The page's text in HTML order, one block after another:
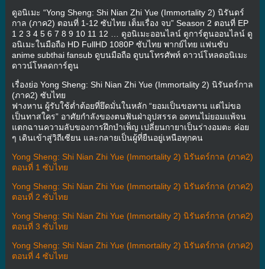
ดูอนิเมะ “Yong Sheng: Shi Nian Zhi Yue (Immortality 2) นิรันดร์
กาล (ภาค2) ตอนที่ 1-12 ซับไทย เต็มเรื่อง จบ” Season 2 ตอนที่ EP
1 2 3 4 5 6 7 8 9 10 11 12 … ดูอนิเมะออนไลน์ ดูการ์ตูนออนไลน์ ดู
อนิเมะในมือถือ HD FullHD 1080P ซับไทย พากย์ไทย แฟนซับ
anime subthai fansub ดูบนมือถือ ดูบนโทรศัพท์ ดาวน์โหลดอนิเมะ
ดาวน์โหลดการ์ตูน
เรื่องย่อ Yong Sheng: Shi Nian Zhi Yue (Immortality 2) นิรันดร์กาล
(ภาค2) ซับไทย
ฟางหาน ผู้รับใช้ต่ำต้อยที่ยึดมั่นในหลัก “ยอมเป็นขอทาน แต่ไม่ขอ
เป็นทาสใคร” อาศัยกำลังของตนฟันฝ่าอุปสรรค อดทนไม่ยอมแพ้จน
แตกฉานความลับของการฝึกบำเพ็ญ เปลี่ยนกายาเป็นร่างอมตะ ค่อย
ๆ เดินเข้าสู่วิถีเซียน และกลายเป็นผู้ที่ยืนอยู่เหนือทุกคน
Yong Sheng: Shi Nian Zhi Yue (Immortality 2) นิรันดร์กาล (ภาค2)
ตอนที่ 1 ซับไทย
Yong Sheng: Shi Nian Zhi Yue (Immortality 2) นิรันดร์กาล (ภาค2)
ตอนที่ 2 ซับไทย
Yong Sheng: Shi Nian Zhi Yue (Immortality 2) นิรันดร์กาล (ภาค2)
ตอนที่ 3 ซับไทย
Yong Sheng: Shi Nian Zhi Yue (Immortality 2) นิรันดร์กาล (ภาค2)
ตอนที่ 4 ซับไทย